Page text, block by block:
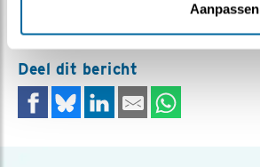
Aanpassen
moerasvogels
Deel dit bericht